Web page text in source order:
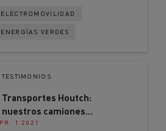
ELECTROMOVILIDAD
ENERGÍAS VERDES
TESTIMONIOS
Transportes Houtch:
nuestros camiones
funcionan con gas natural
1 2021